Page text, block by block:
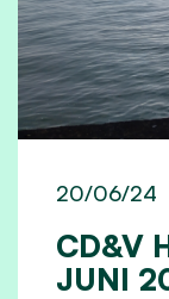
CD&V
JUNI
20/06/24